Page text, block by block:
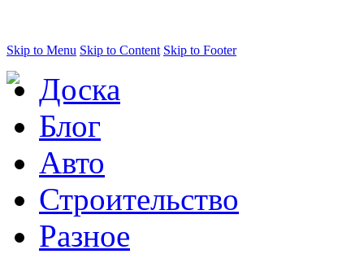
Skip to Menu Skip to Content Skip to Footer
Доска
Блог
Авто
Строительство
Разное